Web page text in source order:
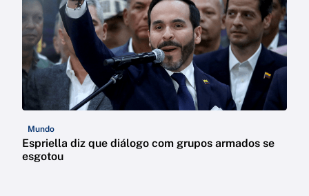
Mundo
Espriella diz que diálogo com grupos armados se
esgotou